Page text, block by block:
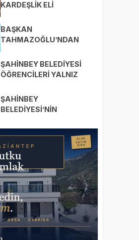
KARDEŞLİK ELİ
BAŞKAN
TAHMAZOĞLU’NDAN
ŞAHİNBEY BELEDİYESİ
ÖĞRENCİLERİ YALNIZ
ŞAHİNBEY
BELEDİYESİ’NİN
ŞENLİĞİ KAPILARINI AÇTI